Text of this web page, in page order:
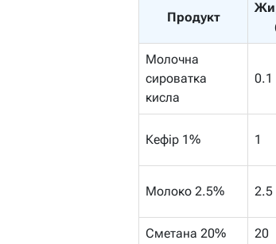
Продукт
Молочна
сироватка
кисла
0.1
Кефір 1% 1
Молоко 2.5% 2.5
Сметана 20% 20